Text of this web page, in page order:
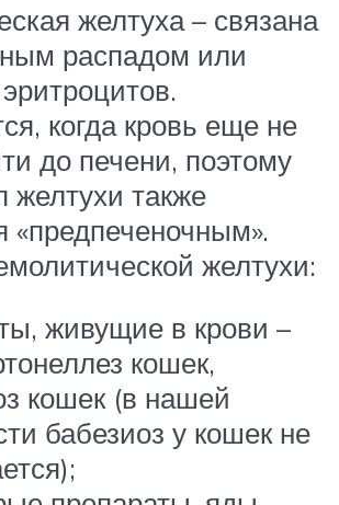
желтуха – связана
распадом или
когда кровь еще не
до печени, поэтому
желтухи также
«предпеченочным».
желтухи:
живущие в крови –
кошек,
кошек (в нашей
бабезиоз у кошек не